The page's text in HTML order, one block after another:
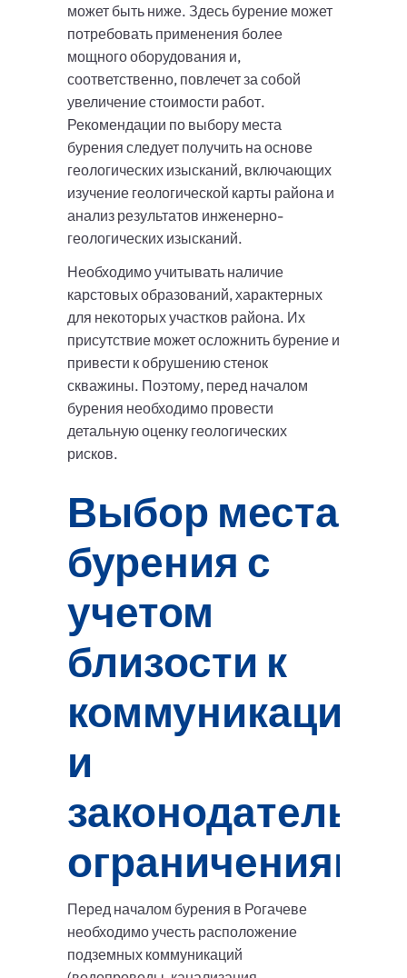
может быть ниже. Здесь бурение может
потребовать применения более
мощного оборудования и,
соответственно, повлечет за собой
увеличение стоимости работ.
Рекомендации по выбору места
бурения следует получить на основе
геологических изысканий, включающих
изучение геологической карты района и
анализ результатов инженерно-
геологических изысканий.
Необходимо учитывать наличие
карстовых образований, характерных
для некоторых участков района. Их
присутствие может осложнить бурение и
привести к обрушению стенок
скважины. Поэтому, перед началом
бурения необходимо провести
детальную оценку геологических
рисков.
Выбор места
бурения с
учетом
близости к
коммуникациям
и
ограничениям
Перед началом бурения в Рогачеве
необходимо учесть расположение
подземных коммуникаций